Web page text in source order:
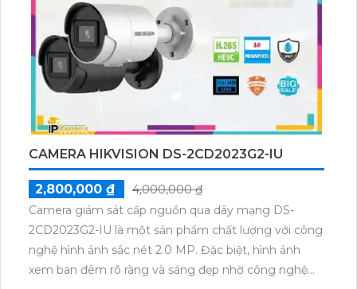
ảnh, cho hình ảnh màu sắc đẹp và sắc nét ngay cả
ban đêm với khoảng cách 20m. Hỗ trợ công nghệ
AHD, CVI, TVI, BCS đem lại độ nét 1080P cao cấp.
Đặc biệt, Camera này cung cấp hình ảnh chất lượng
với công nghệ Có Màu Ban Ðêm, hiệu quả cao cho
CAMERA HIKVISION DS-2CD2023G2-IU
2,800,000 ₫
4,000,000 ₫
Camera giám sát cấp nguồn qua dây mạng DS-
2CD2023G2-IU là một sản phẩm chất lượng với công
nghệ hình ảnh sắc nét 2.0 MP. Đặc biệt, hình ảnh
xem ban đêm rõ ràng và sáng đẹp nhờ công nghệ